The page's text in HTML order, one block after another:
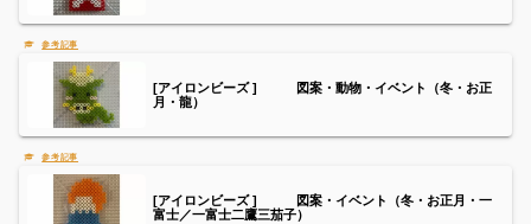
[アイロンビーズ ] 図案・動物・イベント（冬・お正
月・龍）
[アイロンビーズ ] 図案・イベント（冬・お正月・一
富士／一富士二鷹三茄子）